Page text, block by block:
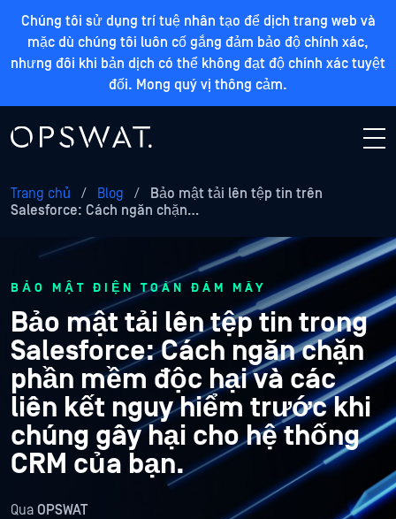
Chúng tôi sử dụng trí tuệ nhân tạo để dịch trang web và
mặc dù chúng tôi luôn cố gắng đảm bảo độ chính xác,
nhưng đôi khi bản dịch có thể không đạt độ chính xác tuyệt
đối. Mong quý vị thông cảm.
Trang chủ / Blog /
Bảo mật tải lên tệp tin trên
Salesforce: Cách ngăn chặn…
BẢO MẬT ĐIỆN TOÁN ĐÁM MÂY
Bảo mật tải lên tệp tin trong
Salesforce: Cách ngăn chặn
phần mềm độc hại và các
liên kết nguy hiểm trước khi
chúng gây hại cho hệ thống
CRM của bạn.
Qua OPSWAT